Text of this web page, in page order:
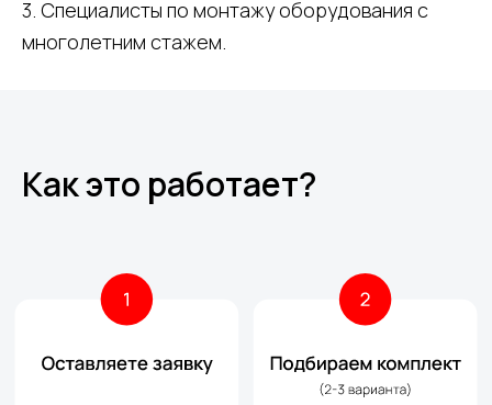
3. Специалисты по монтажу оборудования с
многолетним стажем.
Как это работает?